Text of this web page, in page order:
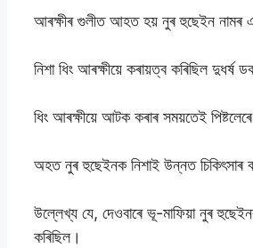
আৰক্ষীৰ গুলীত আহত হয় নুৰ হুছেইন নামৰ
নিশা ধিং আৰক্ষীয়ে কৰায়ত্ব কৰিছিল
ধিং আৰক্ষীয়ে আটক কৰাৰ সময়তেই
অহত নুৰ হুছেইনক নিশাই উন্নত চিকিৎসাৰ
উল্লেখ্য যে, দেওবাৰে ভূ-মাফিয়া নুৰ
কৰিছিল।